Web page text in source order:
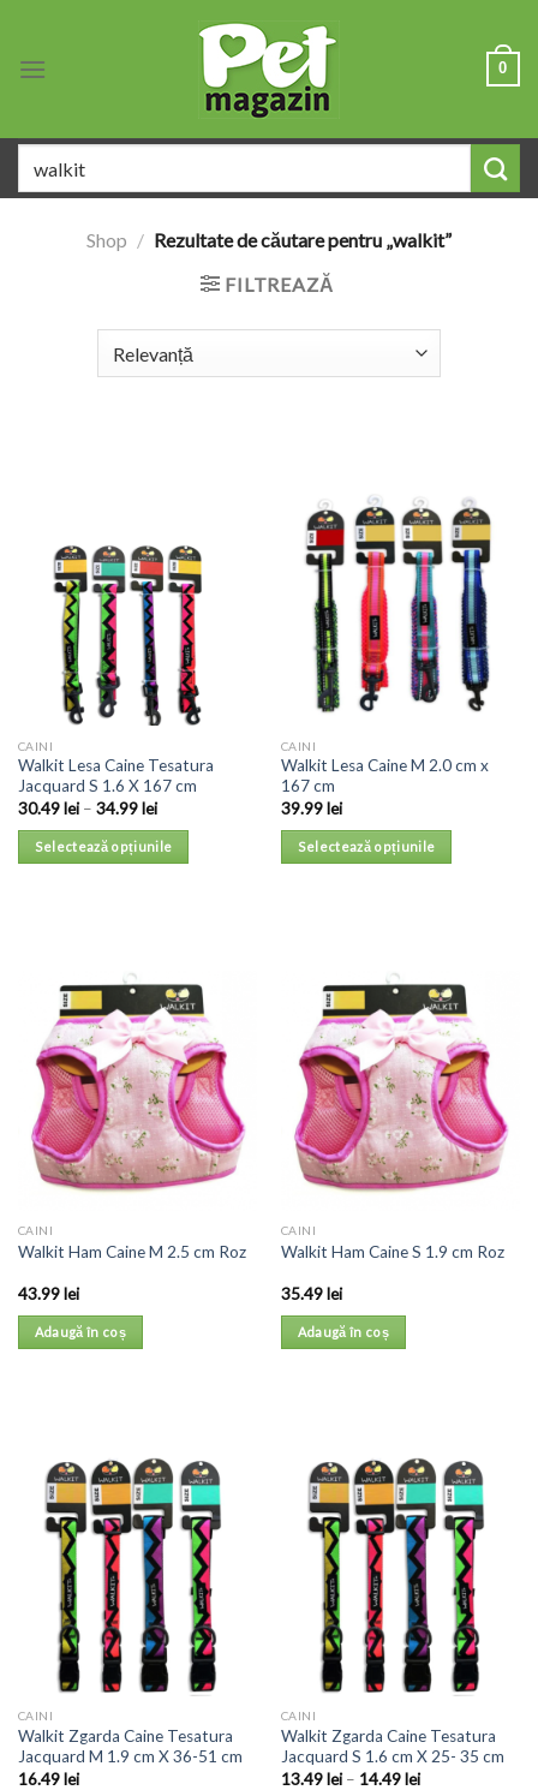
content
0
după:
Shop / Rezultate de căutare pentru „walkit”
FILTREAZĂ
CAINI
Walkit Lesa Caine Tesatura
Jacquard S 1.6 X 167 cm
30.49lei– 34.99lei
Selectează opțiunile
CAINI
Walkit Lesa Caine M 2.0 cm x
167 cm
39.99lei
Selectează opțiunile
CAINI
Walkit Ham Caine M 2.5 cm Roz
43.99lei
Adaugă în coș
CAINI
Walkit Ham Caine S 1.9 cm Roz
35.49lei
Adaugă în coș
CAINI
Walkit Zgarda Caine Tesatura
Jacquard M 1.9 cm X 36-51 cm
16.49lei
CAINI
Walkit Zgarda Caine Tesatura
Jacquard S 1.6 cm X 25- 35 cm
13.49lei– 14.49lei